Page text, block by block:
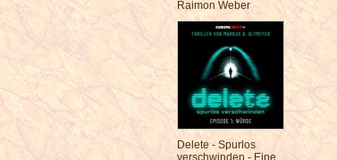
Raimon Weber
Delete - Spurlos
verschwinden - Eine